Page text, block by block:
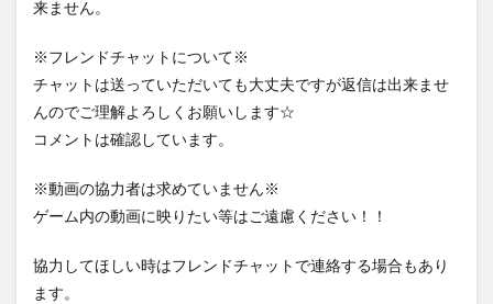
来ません。
※フレンドチャットについて※
チャットは送っていただいても大丈夫ですが返信は出来ませ
んのでご理解よろしくお願いします☆
コメントは確認しています。
※動画の協力者は求めていません※
ゲーム内の動画に映りたい等はご遠慮ください！！
協力してほしい時はフレンドチャットで連絡する場合もあり
ます。